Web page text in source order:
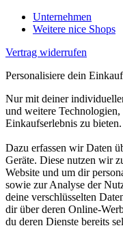
Unternehmen
Weitere nice Shops
Vertrag widerrufen
Personalisiere dein
Nur mit deiner
und weitere
Einkaufserlebnis zu bieten.
Dazu erfassen wir Daten
Geräte. Diese nutzen wir
Website und um dir
sowie zur Analyse der
deine verschlüsselten
dir über deren Online-
du deren Dienste bereits